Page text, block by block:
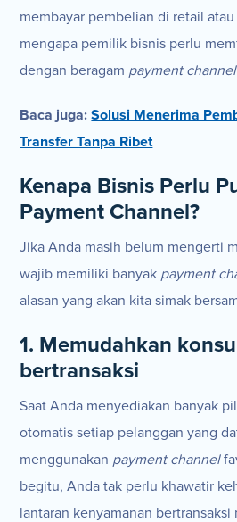
membayar pembelian di retail atau
mengapa pemilik bisnis perlu
dengan beragam payment channel
Baca juga:Solusi Menerima
Transfer Tanpa Ribet
Kenapa Bisnis Perlu
Payment Channel?
Jika Anda masih belum mengerti
wajib memiliki banyak payment
alasan yang akan kita simak
1. Memudahkan
bertransaksi
Saat Anda menyediakan banyak
otomatis setiap pelanggan yang
menggunakan payment channel
begitu, Anda tak perlu khawatir
lantaran kenyamanan